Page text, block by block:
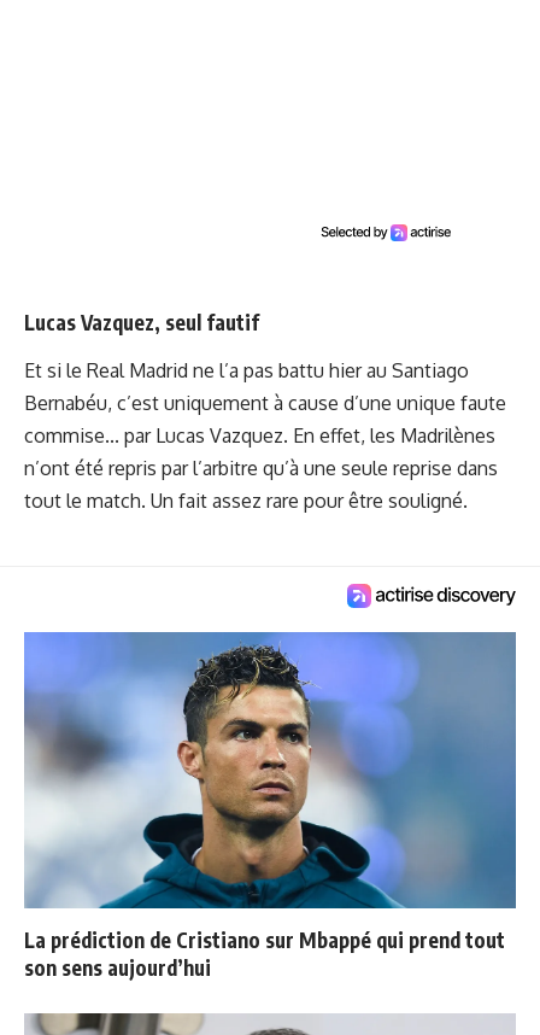
Lucas Vazquez, seul fautif
Et si le Real Madrid ne l’a pas battu hier au Santiago
Bernabéu, c’est uniquement à cause d’une unique faute
commise... par Lucas Vazquez. En effet, les Madrilènes
n’ont été repris par l’arbitre qu’à une seule reprise dans
tout le match. Un fait assez rare pour être souligné.
La prédiction de Cristiano sur Mbappé qui prend tout
son sens aujourd’hui